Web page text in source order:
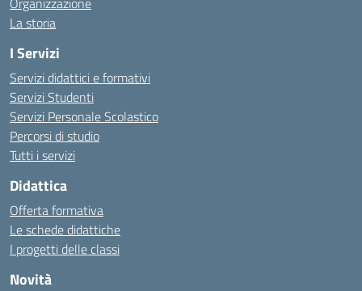
La storia
I Servizi
Servizi didattici e formativi
Servizi Studenti
Servizi Personale Scolastico
Percorsi di studio
Tutti i servizi
Didattica
Offerta formativa
Le schede didattiche
I progetti delle classi
Novità